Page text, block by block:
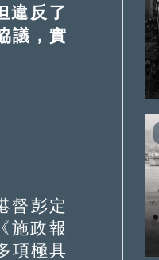
違反了
議，實
督彭定
施政報
項極具